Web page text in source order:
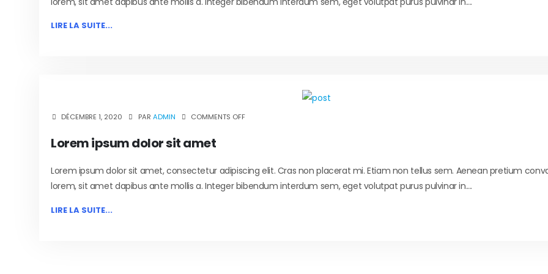
LIRE LA SUITE...
DÉCEMBRE 1, 2020 PAR ADMIN COMMENTS OFF
Lorem ipsum dolor sit amet
Lorem ipsum dolor sit amet, consectetur adipiscing elit. Cras non placerat mi. Etiam non tellus sem. Aenean pretium
lorem, sit amet dapibus ante mollis a. Integer bibendum interdum sem, eget volutpat purus pulvinar in....
LIRE LA SUITE...